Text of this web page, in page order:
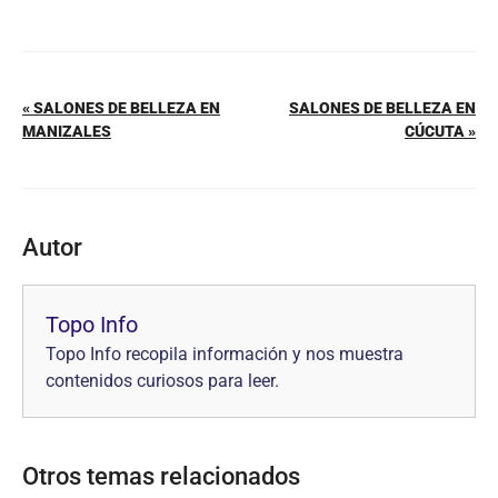
« SALONES DE BELLEZA EN
MANIZALES
SALONES DE BELLEZA EN
CÚCUTA »
Autor
Topo Info
Topo Info recopila información y nos muestra
contenidos curiosos para leer.
Otros temas relacionados